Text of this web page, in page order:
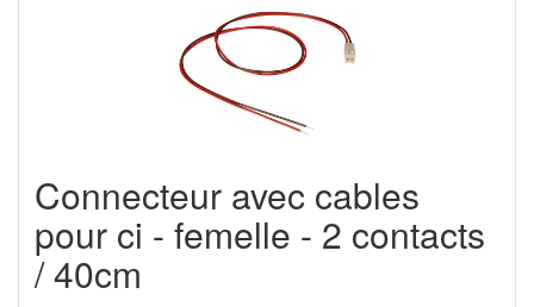
Connecteur avec cables
pour ci - femelle - 2 contacts
/ 40cm